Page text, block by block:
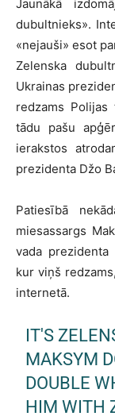
Jaunākā
dubultnieks».
«nejauši» esot
Zelenska
Ukrainas
redzams
tādu pašu
ierakstos
prezidenta Džo
Patiesībā
miesassargs
vada prezidenta
kur viņš
internetā.
IT'S
MAKSYM
DOUBLE
HIM WITH